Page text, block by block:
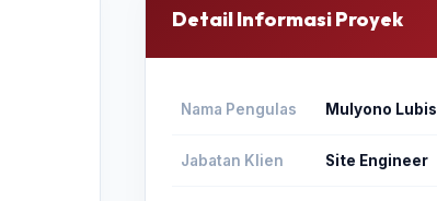
Detail Informasi Proyek
Nama Pengulas Mulyono Lubis
Jabatan Klien Site Engineer